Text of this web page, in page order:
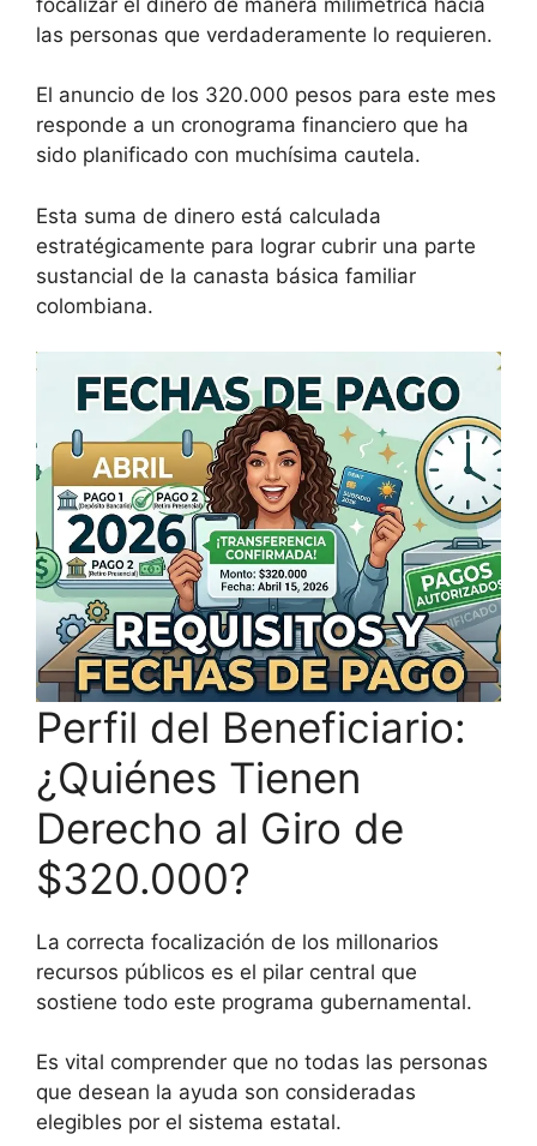
las personas que verdaderamente lo requieren.
El anuncio de los 320.000 pesos para este mes
responde a un cronograma financiero que ha
sido planificado con muchísima cautela.
Esta suma de dinero está calculada
estratégicamente para lograr cubrir una parte
sustancial de la canasta básica familiar
colombiana.
Perfil del Beneficiario:
¿Quiénes Tienen
Derecho al Giro de
$320.000?
La correcta focalización de los millonarios
recursos públicos es el pilar central que
sostiene todo este programa gubernamental.
Es vital comprender que no todas las personas
que desean la ayuda son consideradas
elegibles por el sistema estatal.